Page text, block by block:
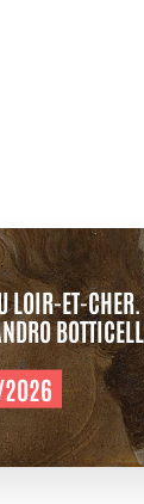
LOIR-ET-CHER.